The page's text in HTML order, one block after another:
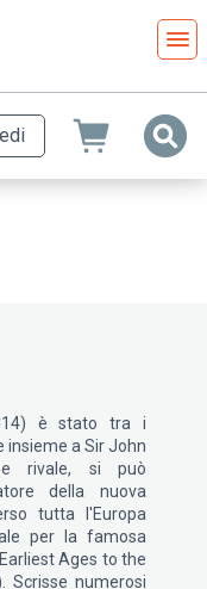
è stato tra i
insieme a Sir John
e rivale, si può
della nuova
tutta l'Europa
per la famosa
Ages to the
Scrisse numerosi